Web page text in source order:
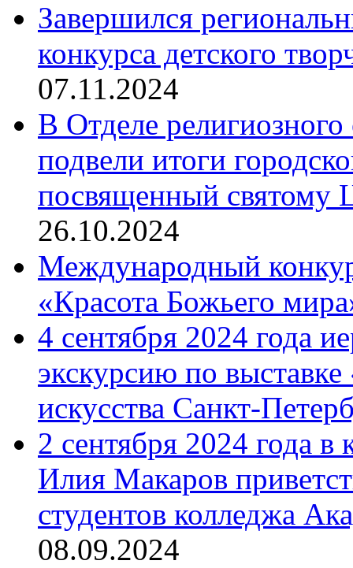
Завершился
конкурса детского
07.11.2024
В Отделе религиозного
подвели итоги
посвященный святому
26.10.2024
Международный
«Красота Божьего
4 сентября 2024 года
экскурсию по
искусства Санкт-
2 сентября 2024 года
Илия Макаров
студентов колледжа
08.09.2024